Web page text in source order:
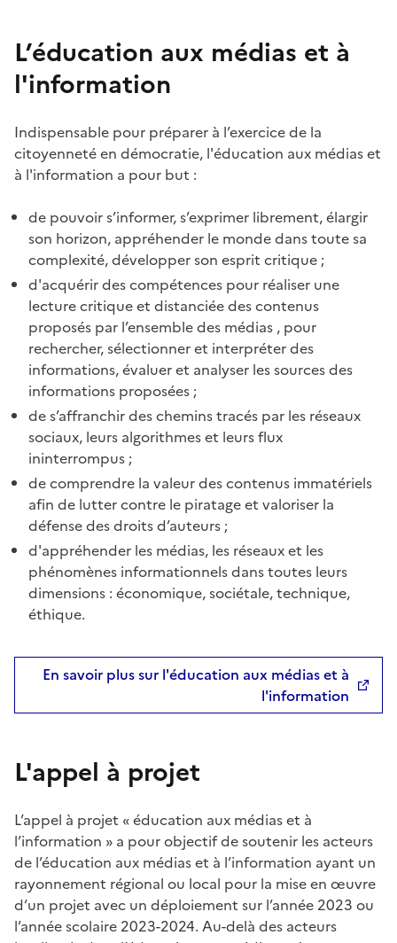
L’éducation aux médias et à
l'information
Indispensable pour préparer à l’exercice de la
citoyenneté en démocratie, l'éducation aux médias et
à l'information a pour but :
de pouvoir s’informer, s’exprimer librement, élargir
son horizon, appréhender le monde dans toute sa
complexité, développer son esprit critique ;
d'acquérir des compétences pour réaliser une
lecture critique et distanciée des contenus
proposés par l’ensemble des médias , pour
rechercher, sélectionner et interpréter des
informations, évaluer et analyser les sources des
informations proposées ;
de s’affranchir des chemins tracés par les réseaux
sociaux, leurs algorithmes et leurs flux
ininterrompus ;
de comprendre la valeur des contenus immatériels
afin de lutter contre le piratage et valoriser la
défense des droits d’auteurs ;
d'appréhender les médias, les réseaux et les
phénomènes informationnels dans toutes leurs
dimensions : économique, sociétale, technique,
éthique.
En savoir plus sur l'éducation aux médias et à
l'information
L'appel à projet
L’appel à projet « éducation aux médias et à
l’information » a pour objectif de soutenir les acteurs
de l’éducation aux médias et à l’information ayant un
rayonnement régional ou local pour la mise en œuvre
d’un projet avec un déploiement sur l’année 2023 ou
l’année scolaire 2023-2024. Au-delà des acteurs